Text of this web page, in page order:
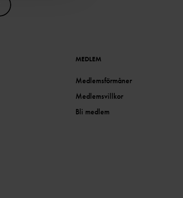
MEDLEM
Medlemsförmåner
Medlemsvillkor
Bli medlem